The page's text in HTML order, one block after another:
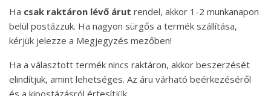
Ha csak raktáron lévő árut rendel, akkor 1-2 munkanapon
belül postázzuk. Ha nagyon sürgős a termék szállítása,
kérjük jelezze a Megjegyzés mezőben!
Ha a választott termék nincs raktáron, akkor beszerzését
elindítjuk, amint lehetséges. Az áru várható beérkezéséről
és a kipostázásról értesítjük.